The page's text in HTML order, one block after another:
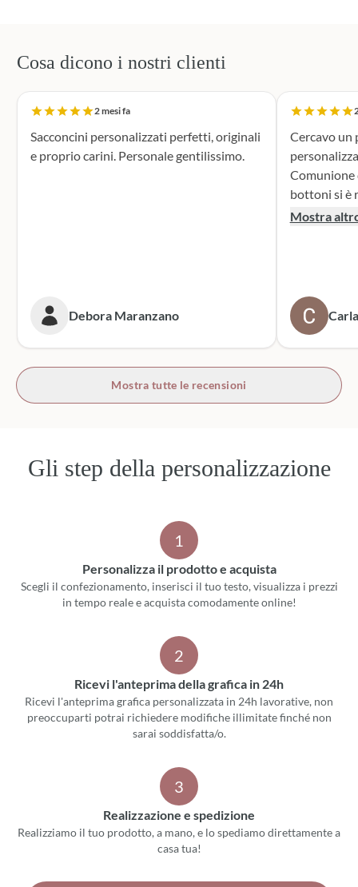
Cosa dicono i nostri clienti
2 mesi fa
Sacconcini personalizzati perfetti, originali
e proprio carini. Personale gentilissimo.
Debora Maranzano
Cercavo
Comunione di
bottoni si è
supporto
prossime
bottoni!
Mostra
Mostra tutte le recensioni
Gli step della personalizzazione
1
Personalizza il prodotto e acquista
Scegli il confezionamento, inserisci il tuo testo, visualizza i prezzi
in tempo reale e acquista comodamente online!
2
Ricevi l'anteprima della grafica in 24h
Ricevi l'anteprima grafica personalizzata in 24h lavorative, non
preoccuparti potrai richiedere modifiche illimitate finché non
sarai soddisfatta/o.
3
Realizzazione e spedizione
Realizziamo il tuo prodotto, a mano, e lo spediamo direttamente a
casa tua!